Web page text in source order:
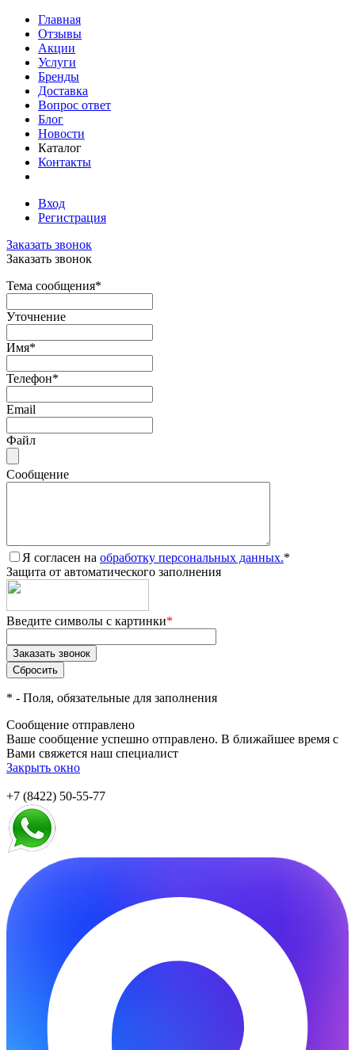
Главная
Отзывы
Акции
Услуги
Бренды
Доставка
Вопрос ответ
Блог
Новости
Каталог
Контакты
Вход
Регистрация
Заказать звонок
Заказать звонок
Тема сообщения*
Уточнение
Имя*
Телефон*
Email
Файл
Сообщение
Я согласен на обработку персональных данных.*
Защита от автоматического заполнения
Введите символы с картинки*
* - Поля, обязательные для заполнения
Сообщение отправлено
Ваше сообщение успешно отправлено. В ближайшее время с
Вами свяжется наш специалист
Закрыть окно
+7 (8422) 50-55-77